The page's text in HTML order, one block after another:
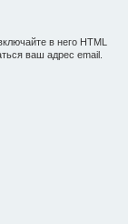
в него HTML
ваш адрес email.